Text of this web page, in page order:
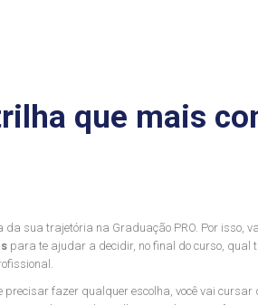
que mais
da sua trajetória na Graduação PRO. Por isso,
para te ajudar a decidir, no final do curso, qual
precisar fazer qualquer escolha, você vai